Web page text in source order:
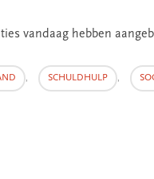
vandaag hebben
, SCHULDHULP ,